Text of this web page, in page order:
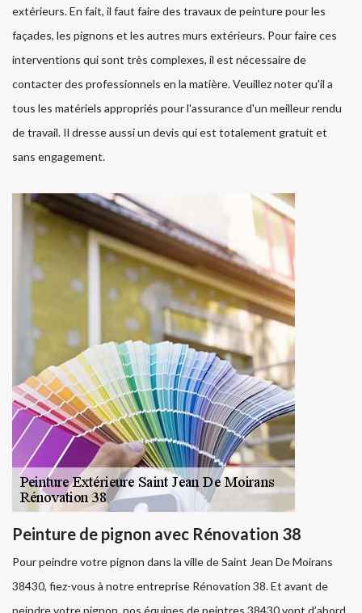
extérieurs. En fait, il faut faire des travaux de peinture pour les
façades, les pignons et les autres murs extérieurs. Pour faire ces
interventions qui sont très complexes, il est nécessaire de
contacter des professionnels en la matière. Veuillez noter qu'il a
tous les matériels appropriés pour l'assurance d'un meilleur rendu
de travail. Il dresse aussi un devis qui est totalement gratuit et
sans engagement.
Peinture de pignon avec Rénovation 38
Pour peindre votre pignon dans la ville de Saint Jean De Moirans
38430, fiez-vous à notre entreprise Rénovation 38. Et avant de
peindre votre pignon, nos équipes de peintres 38430 vont d’abord